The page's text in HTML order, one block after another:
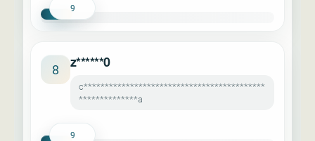
9
8 z******0
c*******************************************
**************a
9